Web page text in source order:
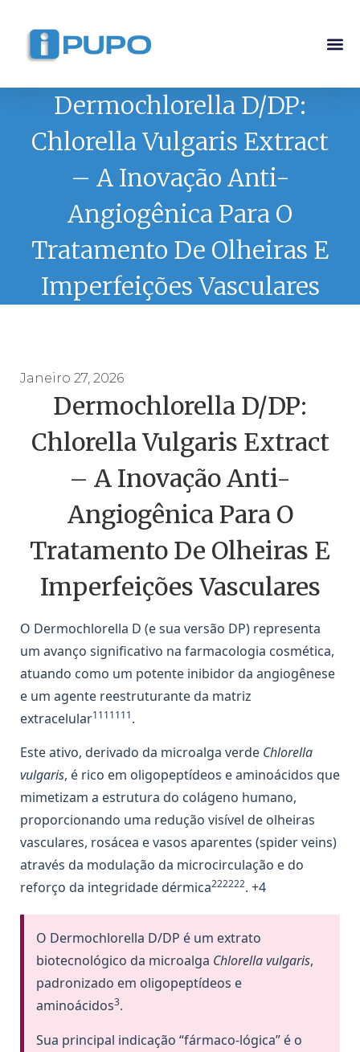
Dermochlorella D/DP:
Chlorella Vulgaris Extract
– A Inovação Anti-
Angiogênica Para O
Tratamento De Olheiras E
Imperfeições Vasculares
Janeiro 27, 2026
Dermochlorella D/DP:
Chlorella Vulgaris Extract
– A Inovação Anti-
Angiogênica Para O
Tratamento De Olheiras E
Imperfeições Vasculares
O Dermochlorella D (e sua versão DP) representa
um avanço significativo na farmacologia cosmética,
atuando como um potente inibidor da angiogênese
e um agente reestruturante da matriz
extracelular1111111.
Este ativo, derivado da microalga verde Chlorella
vulgaris, é rico em oligopeptídeos e aminoácidos que
mimetizam a estrutura do colágeno humano,
proporcionando uma redução visível de olheiras
vasculares, rosácea e vasos aparentes (spider veins)
através da modulação da microcirculação e do
reforço da integridade dérmica222222. +4
O Dermochlorella D/DP é um extrato
biotecnológico da microalga Chlorella vulgaris,
padronizado em oligopeptídeos e
aminoácidos3.
Sua principal indicação “fármaco-lógica” é o